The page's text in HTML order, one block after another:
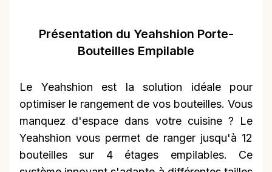
Présentation du Yeahshion Porte-
Bouteilles Empilable
Le Yeahshion est la solution idéale pour
optimiser le rangement de vos bouteilles. Vous
manquez d'espace dans votre cuisine ? Le
Yeahshion vous permet de ranger jusqu'à 12
bouteilles sur 4 étages empilables. Ce